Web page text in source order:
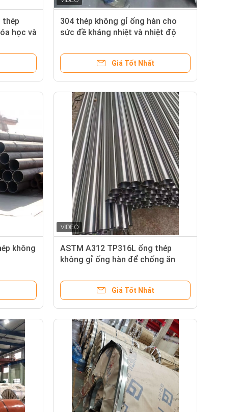
thép
học và
304 thép không gỉ ống hàn cho
sức đề kháng nhiệt và nhiệt độ
Giá Tốt Nhất
không
ASTM A312 TP316L ống thép
không gỉ ống hàn để chống ăn
Giá Tốt Nhất